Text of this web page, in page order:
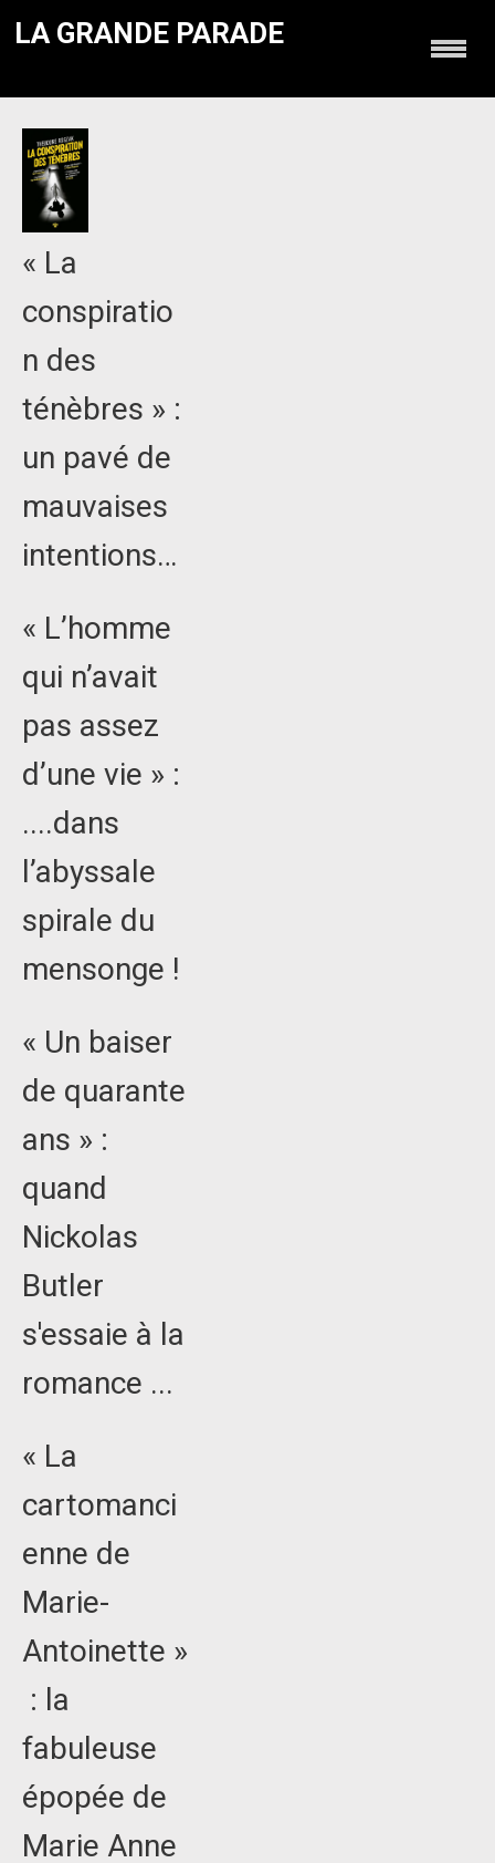
LA GRANDE PARADE
« La
conspiratio
n des
ténèbres » :
un pavé de
mauvaises
intentions…
« L’homme
qui n’avait
pas assez
d’une vie » :
....dans
l’abyssale
spirale du
mensonge !
« Un baiser
de quarante
ans » :
quand
Nickolas
Butler
s'essaie à la
romance ...
« La
cartomanci
enne de
Marie-
Antoinette »
: la
fabuleuse
épopée de
Marie Anne